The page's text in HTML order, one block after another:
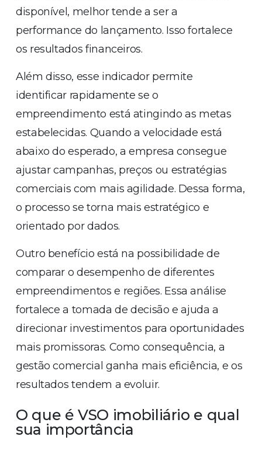
disponível, melhor tende a ser a
performance do lançamento. Isso fortalece
os resultados financeiros.
Além disso, esse indicador permite
identificar rapidamente se o
empreendimento está atingindo as metas
estabelecidas. Quando a velocidade está
abaixo do esperado, a empresa consegue
ajustar campanhas, preços ou estratégias
comerciais com mais agilidade. Dessa forma,
o processo se torna mais estratégico e
orientado por dados.
Outro benefício está na possibilidade de
comparar o desempenho de diferentes
empreendimentos e regiões. Essa análise
fortalece a tomada de decisão e ajuda a
direcionar investimentos para oportunidades
mais promissoras. Como consequência, a
gestão comercial ganha mais eficiência, e os
resultados tendem a evoluir.
O que é VSO imobiliário e qual
sua importância